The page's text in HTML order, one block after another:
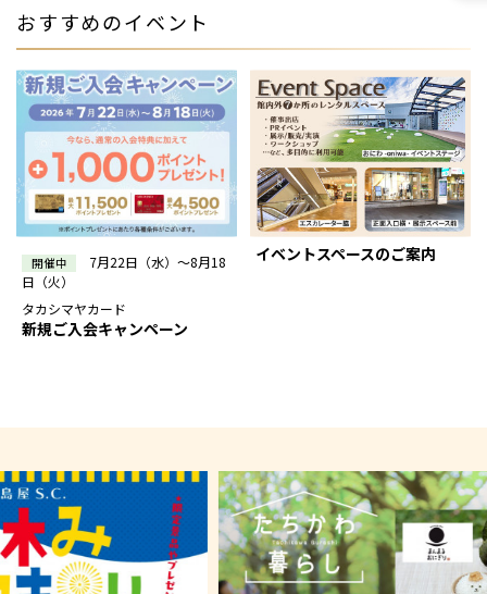
おすすめのイベント
開催中
7月22日（水）～8月18
日（火）
タカシマヤカード
新規ご入会キャンペーン
イベントスペースのご案内